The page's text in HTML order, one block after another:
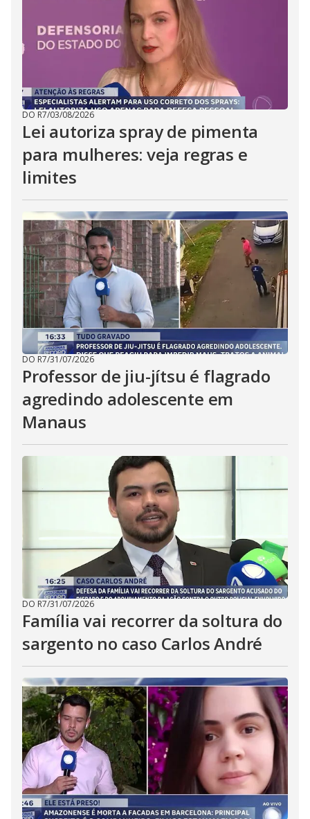
DO R7/03/08/2026
Lei autoriza spray de pimenta
para mulheres: veja regras e
limites
DO R7/31/07/2026
Professor de jiu-jítsu é flagrado
agredindo adolescente em
Manaus
DO R7/31/07/2026
Família vai recorrer da soltura do
sargento no caso Carlos André